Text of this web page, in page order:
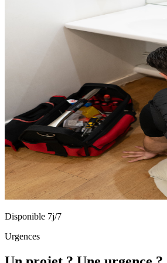
Disponible 7j/7
Urgences